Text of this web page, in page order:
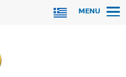
MENU